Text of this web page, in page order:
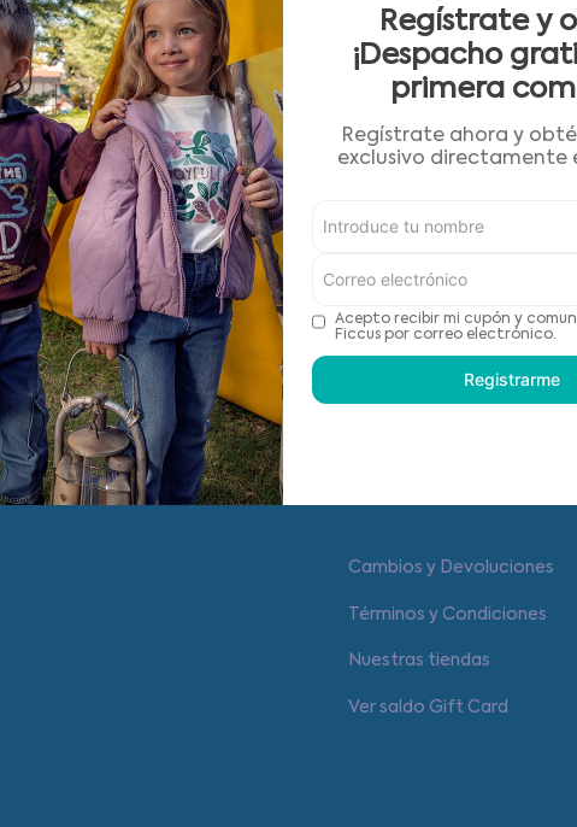
AGREGAR AL CARRITO
Condiciones para
Detalles del Producto
Recomendaciones de
Cambios y Devoluciones
Términos y Condiciones
Nuestras tiendas
Ver saldo Gift Card
Regístrate y
¡Despacho
primera
Regístrate ahora y
exclusivo directamente
Acepto recibir mi cupón y
Ficcus por correo electrónico.
Registrarme